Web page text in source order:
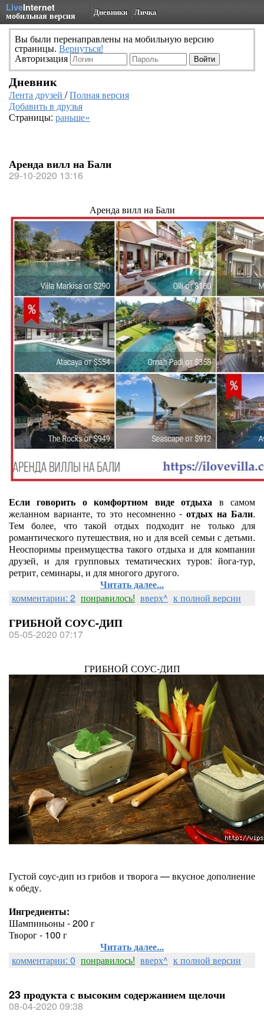
LiveInternet
мобильная версия Дневники Личка
Вы были перенаправлены на мобильную версию
страницы. Вернуться!
Авторизация
Дневник
Лента друзей /Полная версия
Добавить в друзья
Страницы: раньше»
Аренда вилл на Бали
29-10-2020 13:16
Аренда вилл на Бали
Если говорить о комфортном виде отдыха в самом
желанном варианте, то это несомненно -отдых на Бали.
Тем более, что такой отдых подходит не только для
романтического путешествия, но и для всей семьи с детьми.
Неоспоримы преимущества такого отдыха и для компании
друзей, и для групповых тематических туров: йога-тур,
ретрит, семинары, и для многого другого.
Читать далее...
комментарии: 2 понравилось! вверх^ к полной версии
ГРИБНОЙ СОУС-ДИП
05-05-2020 07:17
ГРИБНОЙ СОУС-ДИП
Густой соус-дип из грибов и творога — вкусное дополнение
к обеду.
Ингредиенты:
Шампиньоны - 200 г
Творог - 100 г
Читать далее...
комментарии: 0 понравилось! вверх^ к полной версии
23 продукта с высоким содержанием щелочи
08-04-2020 09:38